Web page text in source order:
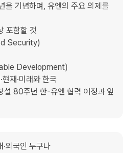
을 기념하며, 유엔의 주요 의제를
포함할 것
Security)
Development)
재·미래와 한국
설 80주년 한-유엔 협력 여정과 앞
외국인 누구나